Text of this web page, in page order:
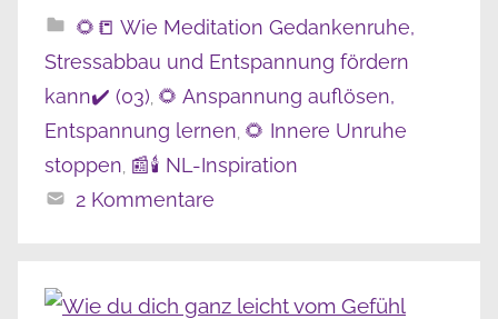
🌻📒 Wie Meditation Gedankenruhe,
Stressabbau und Entspannung fördern
kann✔️ (03), 🌻 Anspannung auflösen,
Entspannung lernen, 🌻 Innere Unruhe
stoppen, 📰🕯️ NL-Inspiration
2 Kommentare